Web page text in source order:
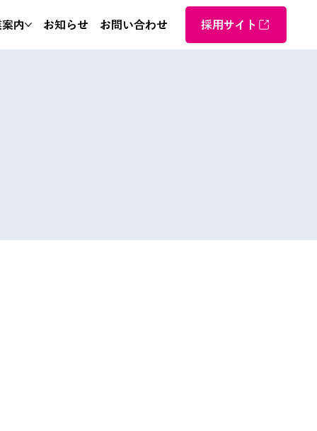
案内 お知らせ お問い合わせ 採用サイト